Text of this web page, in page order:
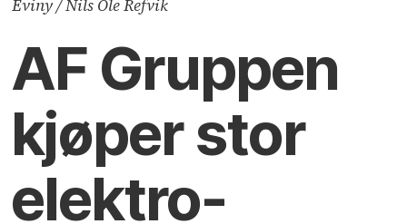
Eviny / Nils Ole Refvik
AF Gruppen
kjøper stor
elektro-